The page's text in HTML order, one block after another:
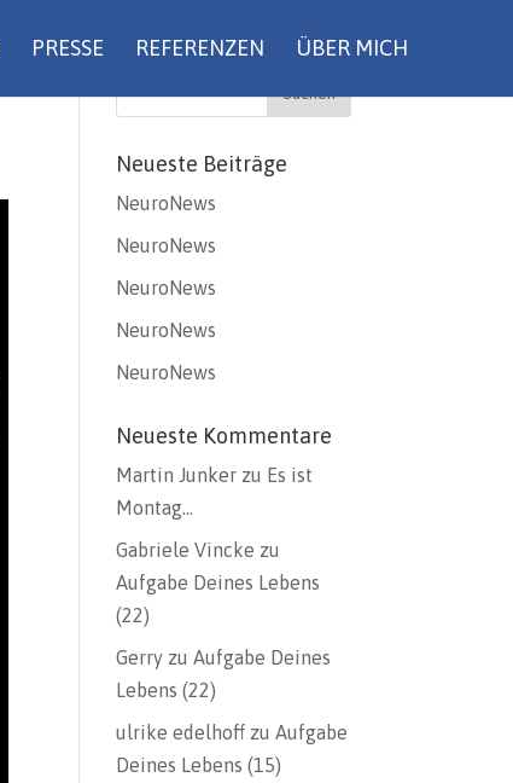
PRESSE REFERENZEN ÜBER MICH
Neueste Beiträge
NeuroNews
NeuroNews
NeuroNews
NeuroNews
NeuroNews
Neueste Kommentare
Martin Junker zu Es ist
Montag…
Gabriele Vincke zu
Aufgabe Deines Lebens
(22)
Gerry zuAufgabe Deines
Lebens (22)
ulrike edelhoff zuAufgabe
Deines Lebens (15)